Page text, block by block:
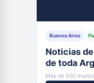
Buenos Aires
Noticias
de toda
Más de 500